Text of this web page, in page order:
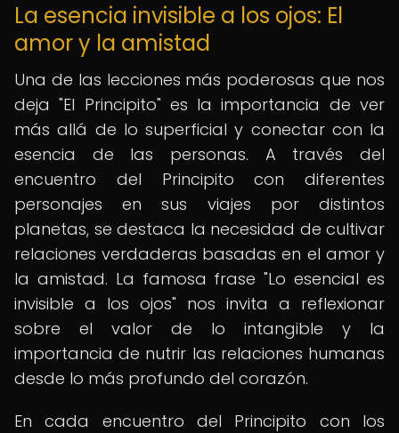
La esencia invisible a los ojos: El
amor y la amistad
Una de las lecciones más poderosas que nos
deja "El Principito" es la importancia de ver
más allá de lo superficial y conectar con la
esencia de las personas. A través del
encuentro del Principito con diferentes
personajes en sus viajes por distintos
planetas, se destaca la necesidad de cultivar
relaciones verdaderas basadas en el amor y
la amistad. La famosa frase "Lo esencial es
invisible a los ojos" nos invita a reflexionar
sobre el valor de lo intangible y la
importancia de nutrir las relaciones humanas
desde lo más profundo del corazón.
En cada encuentro del Principito con los